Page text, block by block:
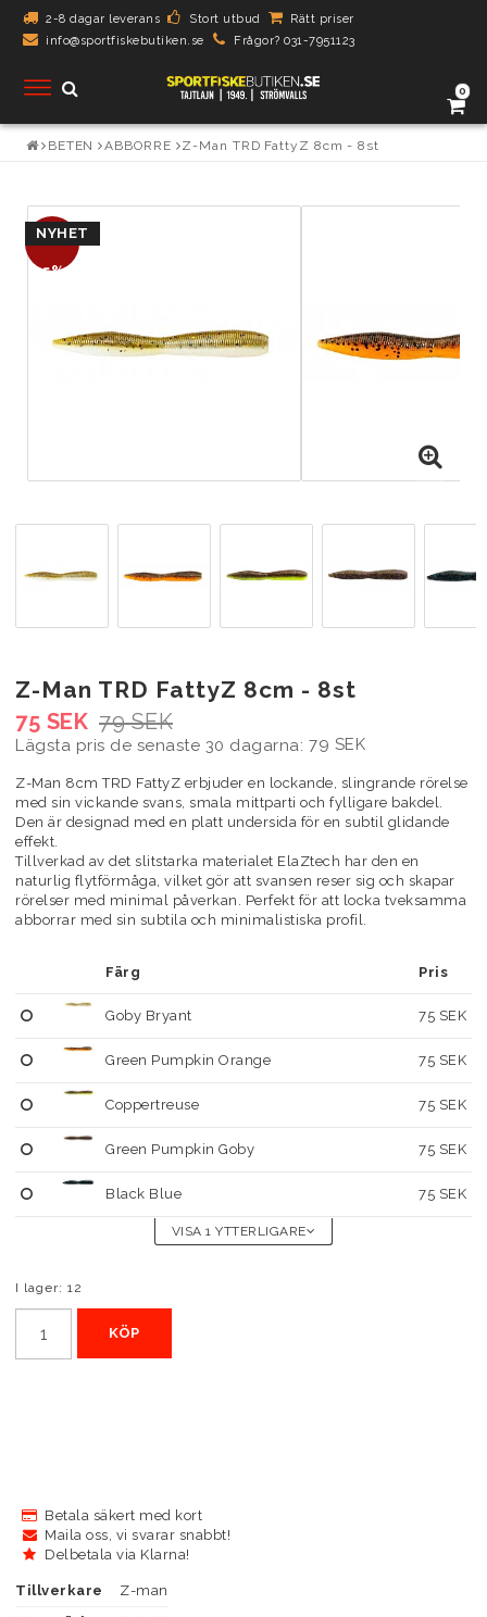
2-8 dagar leverans Stort utbud
Rätt priser
info@sportfiskebutiken.se
Frågor? 031-7951123
0
Toggle
navigation
BETEN ABBORRE Z-Man TRD FattyZ 8cm - 8st
NYHET
- 5%
Z-Man TRD FattyZ 8cm - 8st
79 SEK
75 SEK
Lägsta pris de senaste 30 dagarna 79 SEK
Z-Man 8cm TRD FattyZ erbjuder en lockande, slingrande rörelse
med sin vickande svans, smala mittparti och fylligare bakdel.
Den är designad med en platt undersida för en subtil glidande
effekt.
Tillverkad av det slitstarka materialet ElaZtech har den en
naturlig flytförmåga, vilket gör att svansen reser sig och skapar
rörelser med minimal påverkan. Perfekt för att locka tveksamma
abborrar med sin subtila och minimalistiska profil.
Färg Pris
Goby Bryant 75 SEK
Green Pumpkin Orange 75 SEK
Coppertreuse 75 SEK
Green Pumpkin Goby 75 SEK
Black Blue 75 SEK
VISA 1 YTTERLIGARE
I lager: 12
KÖP
Betala säkert med kort
Maila oss, vi svarar snabbt!
Delbetala via Klarna!
Tillverkare
Z-man